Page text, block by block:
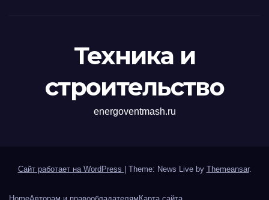
Техника и
строительство
energoventmash.ru
Сайт работает на WordPress Theme: News Live by Themeansar.